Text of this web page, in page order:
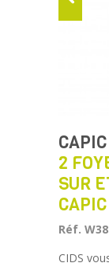
CAPIC
2
SUR
CAPIC
Réf.
CIDS